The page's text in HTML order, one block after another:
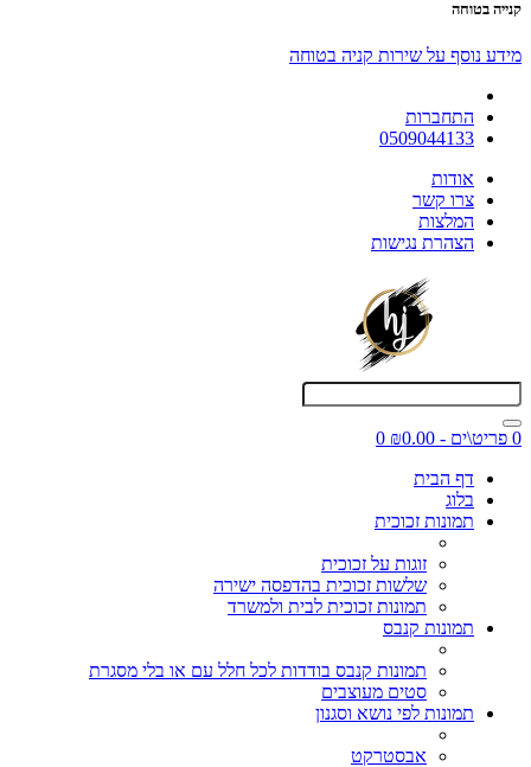
קנייה בטוחה
מידע נוסף על שירות קניה בטוחה
התחברות
0509044133
אודות
צרו קשר
המלצות
הצהרת נגישות
0 פריט\ים - ₪0.00
0
דף הבית
בלוג
תמונות זכוכית
זוגות על זכוכית
שלשות זכוכית בהדפסה ישירה
תמונות זכוכית לבית ולמשרד
תמונות קנבס
תמונות קנבס בודדות לכל חלל עם או בלי מסגרת
סטים מעוצבים
תמונות לפי נושא וסגנון
אבסטרקט